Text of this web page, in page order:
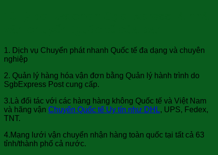
1. Dịch vụ Chuyển phát nhanh Quốc tế đa dạng và chuyên
nghiệp
2. Quản lý hàng hóa vận đơn bằng Quản lý hành trình do
SgbExpress Post cung cấp.
3.Là đối tác với các hàng hàng không Quốc tế và Việt Nam
và hãng vận Chuyển Quốc tế Uy tín như DHL, UPS, Fedex,
TNT.
4.Mạng lưới vận chuyển nhận hàng toàn quốc tại tất cả 63
tỉnh/thành phố cả nước.